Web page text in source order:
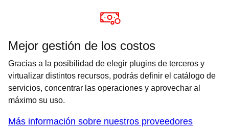
Mejor gestión de los costos
Gracias a la posibilidad de elegir plugins de terceros y
virtualizar distintos recursos, podrás definir el catálogo de
servicios, concentrar las operaciones y aprovechar al
máximo su uso.
Más información sobre nuestros proveedores